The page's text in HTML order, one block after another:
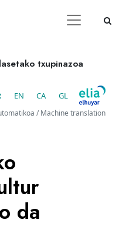
txupinazoa
EN CA GL
/ Machine translation
da